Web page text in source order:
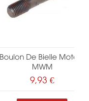
Boulon De Bielle Moteur
MWM
9,93 €